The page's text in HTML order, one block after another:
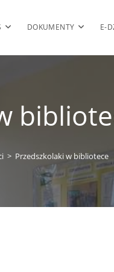
DOKUMENTY E-
> Przedszkolaki w bibliotece